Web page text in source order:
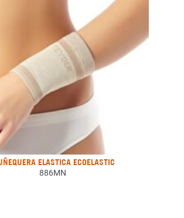
ELASTICA ECOELASTIC
886MN